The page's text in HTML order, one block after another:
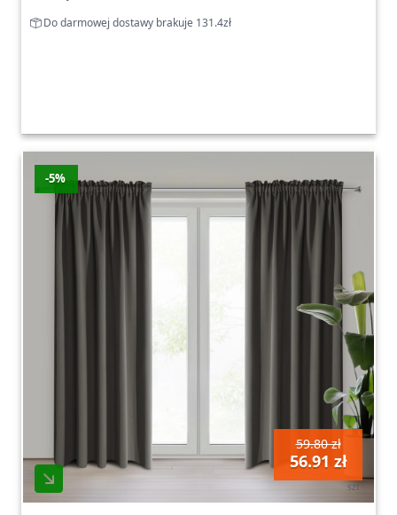
Do darmowej dostawy brakuje 131.4zł
-5%
59.80 zł
56.91 zł
szt